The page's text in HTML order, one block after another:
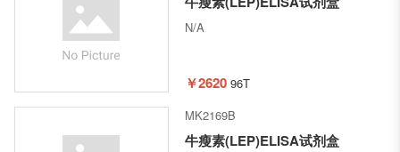
N/A
￥2620 96T
MK2169B
牛瘦素(LEP)ELISA试剂盒